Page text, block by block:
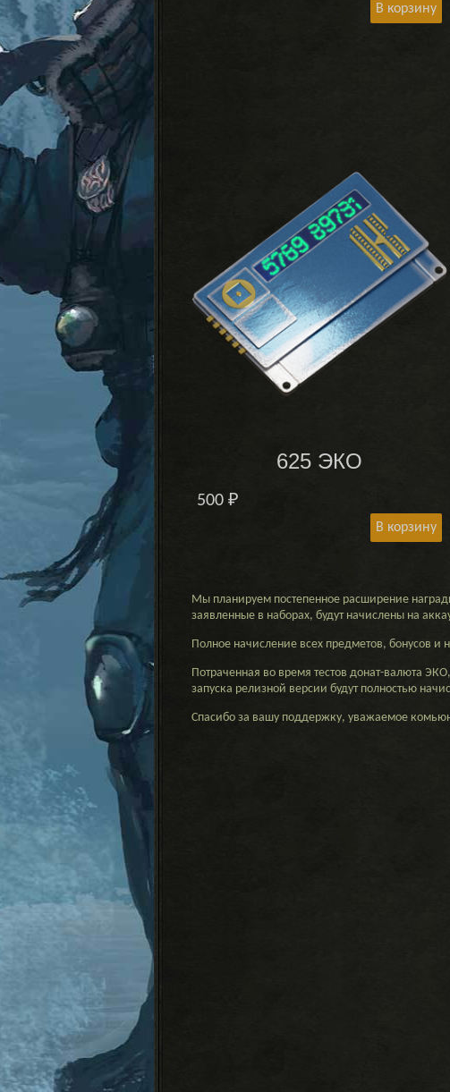
В корзину
625 ЭКО
500 ₽
В корзину
Мы планируем постепенное расширение
заявленные в наборах, будут начислены на
Полное начисление всех предметов, бонусов и
Потраченная во время тестов донат-валюта
запуска релизной версии будут полностью
Спасибо за вашу поддержку, уважаемое